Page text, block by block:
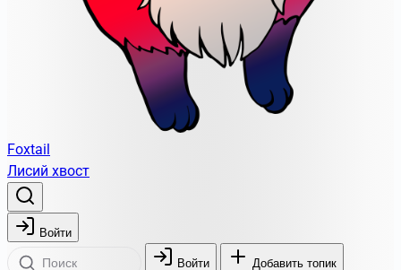
Foxtail
Лисий хвост
Войти
Войти Добавить топик